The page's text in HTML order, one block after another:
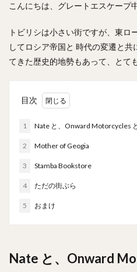
こんにちは、グレートエスケープ
トビリシは小さい街ですが、東ロ
してロシア帝国と 時代の変遷と
てきた歴史的地勢もあって、とて
目次
1 Nate と、Onward Motorcycles
2 Mother of Geogia
3 Stamba Bookstore
4 ただの街ぶら
5 おまけ
Nate と、Onward